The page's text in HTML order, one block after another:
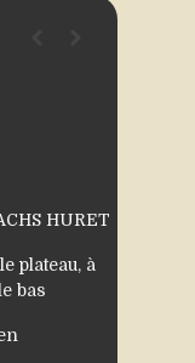
HURET
plateau, à
bas